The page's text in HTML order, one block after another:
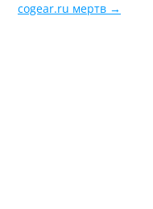
cogear.ru мертв →